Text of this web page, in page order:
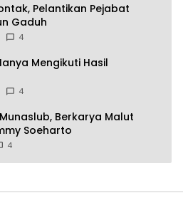
Pelantikan Pejabat
Gaduh
4
Mengikuti Hasil
4
Berkarya Malut
Soeharto
4